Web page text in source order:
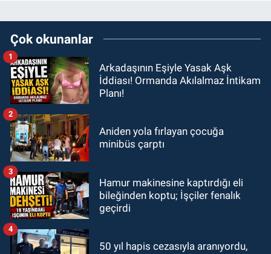
Çok okunanlar
Arkadaşının Eşiyle Yasak Aşk
İddiası! Ormanda Akılalmaz İntikam
Planı!
1
Aniden yola fırlayan çocuğa
minibüs çarptı
2
Hamur makinesine kaptırdığı eli
bileğinden koptu; İşçiler fenalık
geçirdi
3
50 yıl hapis cezasıyla aranıyordu,
4